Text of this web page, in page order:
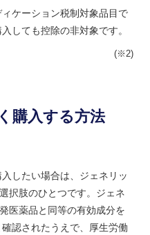
ケーション税制対象品目で
しても控除の非対象です。
(※2)
購入する方法
したい場合は、ジェネリッ
択肢のひとつです。ジェネ
医薬品と同等の有効成分を
認されたうえで、厚生労働